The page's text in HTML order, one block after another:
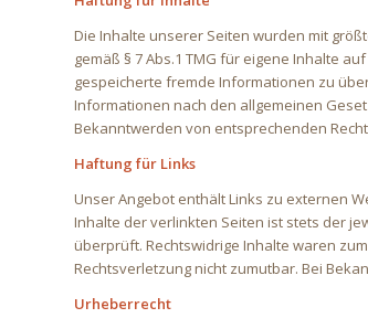
Die Inhalte unserer Seiten wurden mit
gemäß § 7 Abs.1 TMG für eigene Inhalte
gespeicherte fremde Informationen zu
Informationen nach den allgemeinen
Bekanntwerden von entsprechenden
Haftung für Links
Unser Angebot enthält Links zu externen
Inhalte der verlinkten Seiten ist stets der
überprüft. Rechtswidrige Inhalte waren
Rechtsverletzung nicht zumutbar. Bei
Urheberrecht